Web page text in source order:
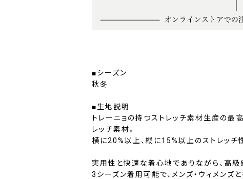
■シーズン
秋冬
■生地説明
トレーニョの持つストレッチ素材生産の最
レッチ素材。
横に20%以上、縦に15%以上のストレッチ
実用性と快適な着心地でありながら、高級
3シーズン着用可能で、メンズ・ウィメンズ